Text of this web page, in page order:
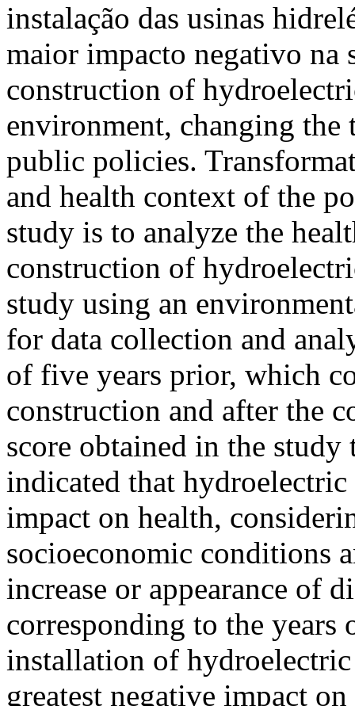
instalação das usinas
maior impacto negativo
construction of
environment, changing
public policies.
and health context of the
study is to analyze the
construction of
study using an
for data collection and
of five years prior, which
construction and after the
score obtained in the
indicated that hydroelectric
impact on health,
socioeconomic conditions
increase or appearance of
corresponding to the years
installation of hydroelectric
greatest negative impact